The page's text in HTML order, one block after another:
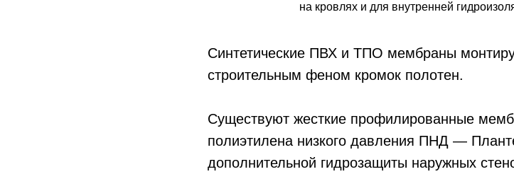
на кровлях и для внутренней
Синтетические ПВХ и ТПО мембраны
строительным феном кромок полотен.
Существуют жесткие профилированные
полиэтилена низкого давления ПНД —
дополнительной гидрозащиты наружных